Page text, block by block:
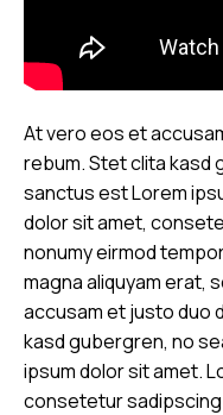
At vero eos et
rebum. Stet clita kasd
sanctus est Lorem
dolor sit amet,
nonumy eirmod
magna aliquyam erat,
accusam et justo duo
kasd gubergren, no
ipsum dolor sit amet.
consetetur sadipscing